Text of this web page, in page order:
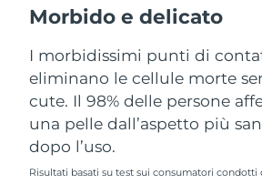
Morbido e delicato
I morbidissimi punti di
eliminano le cellule morte
cute. Il 98% delle persone
una pelle dall’aspetto più
dopo l’uso.
Risultati basati su test sui consumatori condotti
Filippine
Polonia
Portogallo
Portorico